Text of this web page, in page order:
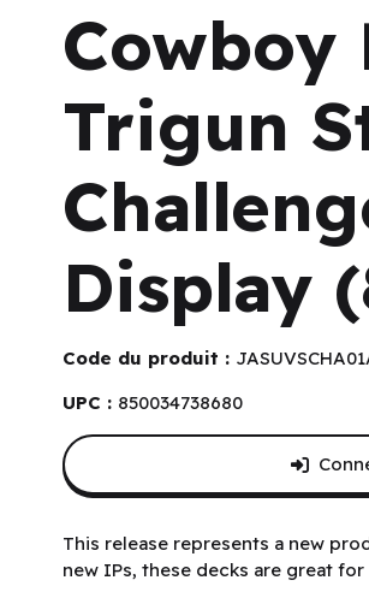
un.) (EN)
Cowboy
Trigun
Display
Code du produit :
UPC : 850034738680
This release represents a new
new IPs, these decks are great